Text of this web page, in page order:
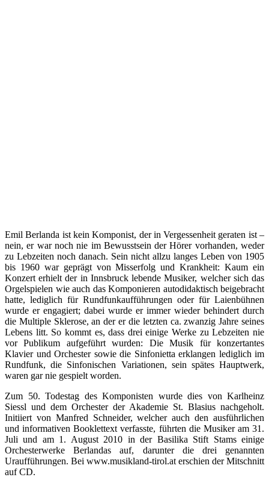
Emil Berlanda ist kein Komponist, der in Vergessenheit geraten ist –
nein, er war noch nie im Bewusstsein der Hörer vorhanden, weder
zu Lebzeiten noch danach. Sein nicht allzu langes Leben von 1905
bis 1960 war geprägt von Misserfolg und Krankheit: Kaum ein
Konzert erhielt der in Innsbruck lebende Musiker, welcher sich das
Orgelspielen wie auch das Komponieren autodidaktisch beigebracht
hatte, lediglich für Rundfunkaufführungen oder für Laienbühnen
wurde er engagiert; dabei wurde er immer wieder behindert durch
die Multiple Sklerose, an der er die letzten ca. zwanzig Jahre seines
Lebens litt. So kommt es, dass drei einige Werke zu Lebzeiten nie
vor Publikum aufgeführt wurden: Die Musik für konzertantes
Klavier und Orchester sowie die Sinfonietta erklangen lediglich im
Rundfunk, die Sinfonischen Variationen, sein spätes Hauptwerk,
waren gar nie gespielt worden.
Zum 50. Todestag des Komponisten wurde dies von Karlheinz
Siessl und dem Orchester der Akademie St. Blasius nachgeholt.
Initiiert von Manfred Schneider, welcher auch den ausführlichen
und informativen Booklettext verfasste, führten die Musiker am 31.
Juli und am 1. August 2010 in der Basilika Stift Stams einige
Orchesterwerke Berlandas auf, darunter die drei genannten
Uraufführungen. Bei www.musikland-tirol.at erschien der Mitschnitt
auf CD.